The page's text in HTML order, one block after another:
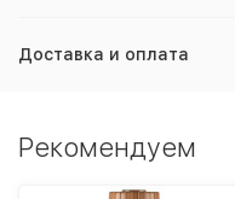
Доставка и оплата
Рекомендуем